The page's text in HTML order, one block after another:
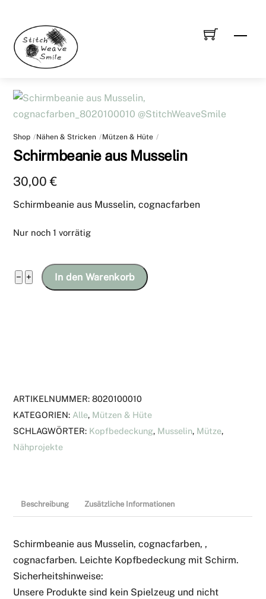
content
Shop Nähen & Stricken Mützen & Hüte
Schirmbeanie aus Musselin
30,00€
Schirmbeanie aus Musselin, cognacfarben
Nur noch 1 vorrätig
− Schirmbeanie
+ In den Warenkorb
ARTIKELNUMMER:8020100010
KATEGORIEN: Alle, Mützen & Hüte
SCHLAGWÖRTER: Kopfbedeckung, Musselin, Mütze,
Nähprojekte
Beschreibung Zusätzliche Informationen
Schirmbeanie aus Musselin, cognacfarben, ,
cognacfarben. Leichte Kopfbedeckung mit Schirm.
Sicherheitshinweise:
Unsere Produkte sind kein Spielzeug und nicht